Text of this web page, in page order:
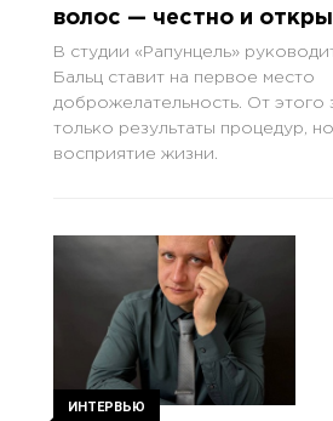
волос — честно и
В студии «Рапунцель»
Бальц ставит на первое место
доброжелательность. От этого
только результаты процедур,
восприятие жизни.
ИНТЕРВЬЮ